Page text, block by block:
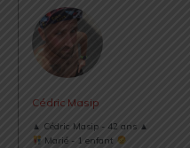
Cédric Masip
▲ Cédric Masip - 42 ans ▲
Marié - 1 enfant